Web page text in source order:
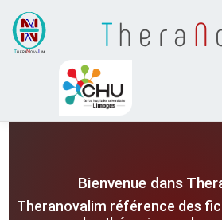
Thera N
Bienvenue dans
Theranovalim référence des